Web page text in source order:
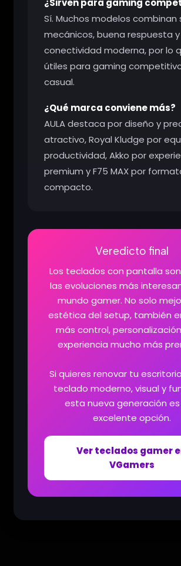
¿Sirven para gaming
Sí. Muchos modelos combinan
mecánicos, buena respuesta y
conectividad moderna, por lo
útiles para gaming
casual.
¿Qué marca conviene más?
AULA destaca por diseño y
atractivo, Royal Kludge por
productividad, Akko por
premium y F75 MAX por
compacto.
Veredicto final
Los teclados con pantalla
las evoluciones más
mundo gamer. No solo
estética del setup, también
más control,
experiencia mucho más
Si quieres renovar tu
teclado moderno, visual y
esta nueva generación
excelente opción.
Ver teclados gamer
VGamers